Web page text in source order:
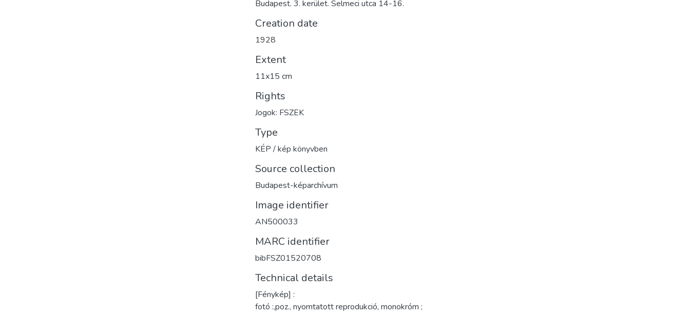
Budapest. 3. kerület. Selmeci utca 14-16.
Creation date
1928
Extent
11x15 cm
Rights
Jogok: FSZEK
Type
KÉP / kép könyvben
Source collection
Budapest-képarchívum
Image identifier
AN500033
MARC identifier
bibFSZ01520708
Technical details
[Fénykép] :
fotó :,poz., nyomtatott reprodukció, monokróm ;